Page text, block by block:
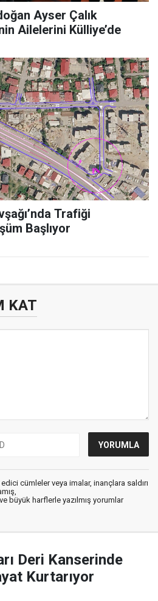
Ayser Çalık
Ailelerini Külliye’de
Trafiği
Başlıyor
KAT
cümleler veya imalar, inançlara saldırı
büyük harflerle yazılmış yorumlar
Deri Kanserinde
Kurtarıyor